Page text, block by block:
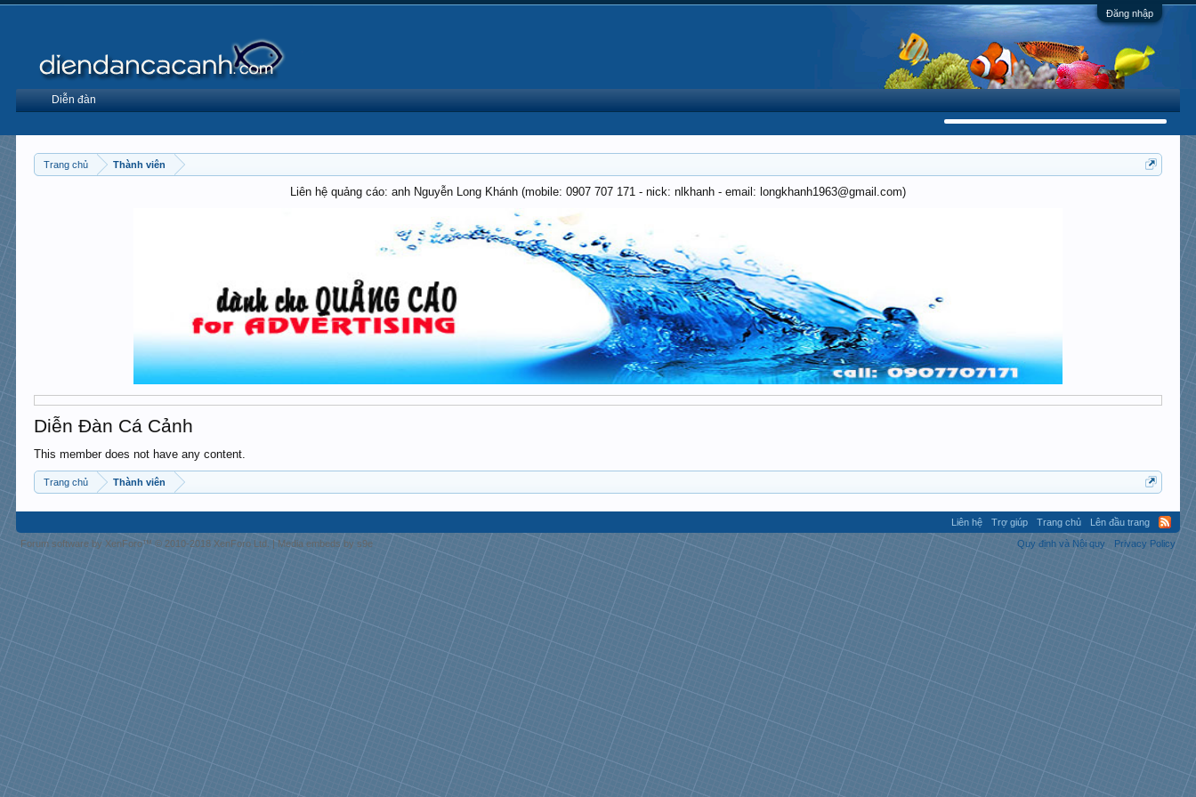
Đăng nhập
Trang chủ Thành viên
Liên hệ quảng cáo: anh Nguyễn Long Khánh (mobile: 0907 707 171 - nick: nlkhanh - email: longkhanh1963@gmail.com)
Diễn Đàn Cá Cảnh
This member does not have any content.
Trang chủ Thành viên
Diễn đàn
Liên hệ Trợ giúp Trang chủ
Lên đầu trang
Quy định và Nội quy
Privacy Policy
Forum software by XenForo™© 2010-2018 XenForo Ltd. | Media embeds by s9e